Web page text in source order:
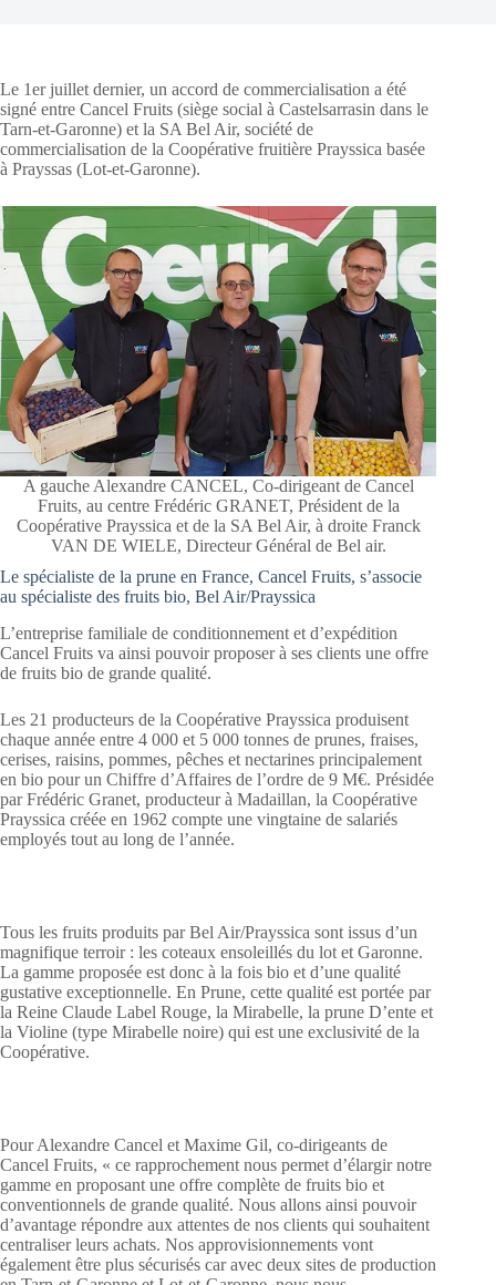
Le 1er juillet dernier, un accord de commercialisation a été
signé entre Cancel Fruits (siège social à Castelsarrasin dans le
Tarn-et-Garonne) et la SA Bel Air, société de
commercialisation de la Coopérative fruitière Prayssica basée
à Prayssas (Lot-et-Garonne).
A gauche Alexandre CANCEL, Co-dirigeant de Cancel
Fruits, au centre Frédéric GRANET, Président de la
Coopérative Prayssica et de la SA Bel Air, à droite Franck
VAN DE WIELE, Directeur Général de Bel air.
Le spécialiste de la prune en France, Cancel Fruits, s’associe
au spécialiste des fruits bio, Bel Air/Prayssica
L’entreprise familiale de conditionnement et d’expédition
Cancel Fruits va ainsi pouvoir proposer à ses clients une offre
de fruits bio de grande qualité.
Les 21 producteurs de la Coopérative Prayssica produisent
chaque année entre 4 000 et 5 000 tonnes de prunes, fraises,
cerises, raisins, pommes, pêches et nectarines principalement
en bio pour un Chiffre d’Affaires de l’ordre de 9 M€. Présidée
par Frédéric Granet, producteur à Madaillan, la Coopérative
Prayssica créée en 1962 compte une vingtaine de salariés
employés tout au long de l’année.
Tous les fruits produits par Bel Air/Prayssica sont issus d’un
magnifique terroir : les coteaux ensoleillés du lot et Garonne.
La gamme proposée est donc à la fois bio et d’une qualité
gustative exceptionnelle. En Prune, cette qualité est portée par
la Reine Claude Label Rouge, la Mirabelle, la prune D’ente et
la Violine (type Mirabelle noire) qui est une exclusivité de la
Coopérative.
Pour Alexandre Cancel et Maxime Gil, co-dirigeants de
Cancel Fruits, « ce rapprochement nous permet d’élargir notre
gamme en proposant une offre complète de fruits bio et
conventionnels de grande qualité. Nous allons ainsi pouvoir
d’avantage répondre aux attentes de nos clients qui souhaitent
centraliser leurs achats. Nos approvisionnements vont
également être plus sécurisés car avec deux sites de production